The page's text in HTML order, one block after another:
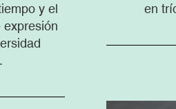
y el
expresión
en